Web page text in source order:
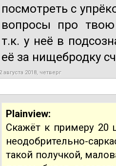
посмотреть с
вопросы про твою
т.к. у неё в
её за нищебродку
2 августа 2018, четверг
Plainview:
Скажёт к примеру 20
неодобрительно-
такой получкой,